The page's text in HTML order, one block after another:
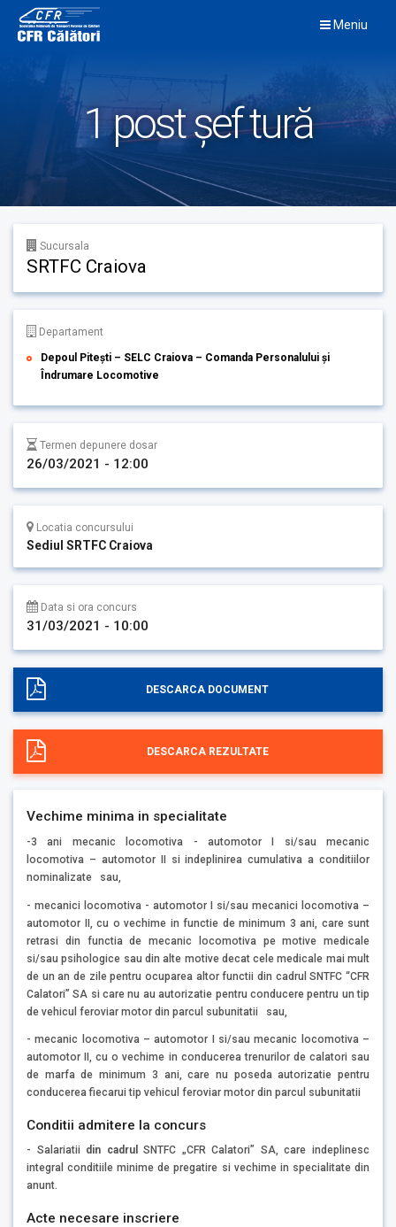
content
Meniu
1 post șef tură
Sucursala
SRTFC Craiova
Departament
Depoul Pitești – SELC Craiova – Comanda Personalului și
Îndrumare Locomotive
Termen depunere dosar
26/03/2021 - 12:00
Locatia concursului
Sediul SRTFC Craiova
Data si ora concurs
31/03/2021 - 10:00
DESCARCA DOCUMENT
DESCARCA REZULTATE
Vechime minima in specialitate
-3 ani mecanic locomotiva - automotor I si/sau mecanic
locomotiva – automotor II si indeplinirea cumulativa a conditiilor
nominalizate sau,
- mecanici locomotiva - automotor I si/sau mecanici locomotiva –
automotor II, cu o vechime in functie de minimum 3 ani, care sunt
retrasi din functia de mecanic locomotiva pe motive medicale
si/sau psihologice sau din alte motive decat cele medicale mai mult
de un an de zile pentru ocuparea altor functii din cadrul SNTFC “CFR
Calatori” SA si care nu au autorizatie pentru conducere pentru un tip
de vehicul feroviar motor din parcul subunitatii sau,
- mecanic locomotiva – automotor I si/sau mecanic locomotiva –
automotor II, cu o vechime in conducerea trenurilor de calatori sau
de marfa de minimum 3 ani, care nu poseda autorizatie pentru
conducerea fiecarui tip vehicul feroviar motor din parcul subunitatii
Conditii admitere la concurs
- Salariatii din cadrulSNTFC „CFR Calatori” SA, care indeplinesc
integral conditiile minime de pregatire si vechime in specialitate din
anunt.
Acte necesare inscriere